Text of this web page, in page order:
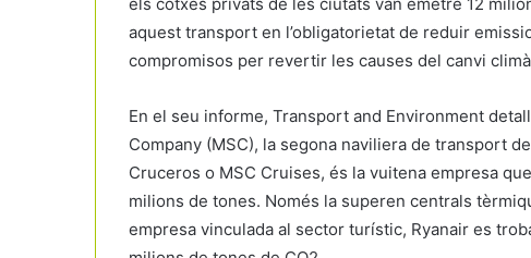
aquest transport en l’obligatorietat de reduir
compromisos per revertir les causes del canvi
En el seu informe, Transport and Environment
Company (MSC), la segona naviliera de transport
Cruceros o MSC Cruises, és la vuitena empresa
milions de tones. Només la superen centrals
empresa vinculada al sector turístic, Ryanair es